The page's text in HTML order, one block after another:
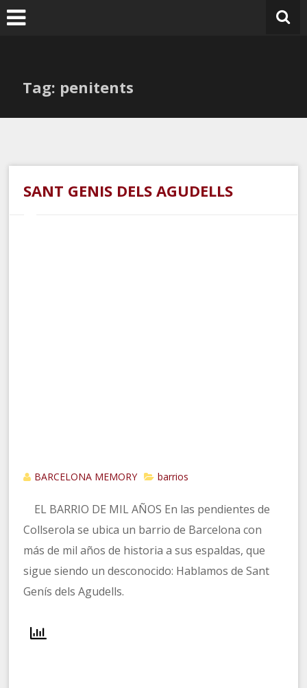
Ir
al
Tag: penitents
SANT GENIS DELS AGUDELLS
BARCELONA MEMORY barrios
EL BARRIO DE MIL AÑOS En las pendientes de
Collserola se ubica un barrio de Barcelona con
más de mil años de historia a sus espaldas, que
sigue siendo un desconocido: Hablamos de Sant
Genís dels Agudells.